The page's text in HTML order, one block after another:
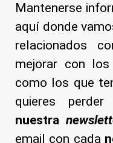
Mantenerse
aquí donde
relacionados
mejorar con
como los que
quieres perder
nuestra
email con cada